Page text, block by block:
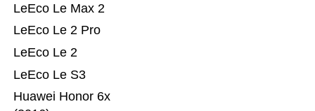
Huawei Honor 6x
LeEco Le S3
LeEco Le 2
LeEco Le 2 Pro
LeEco Le Max 2